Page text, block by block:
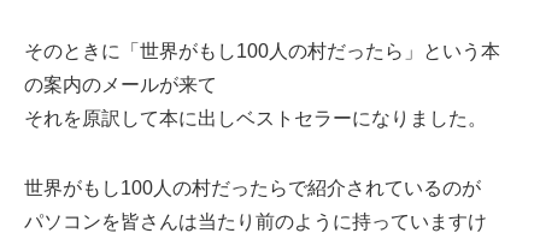
そのときに「世界がもし100人の村だったら」という本
の案内のメールが来て
それを原訳して本に出しベストセラーになりました。
世界がもし100人の村だったらで紹介されているのが
パソコンを皆さんは当たり前のように持っていますけ